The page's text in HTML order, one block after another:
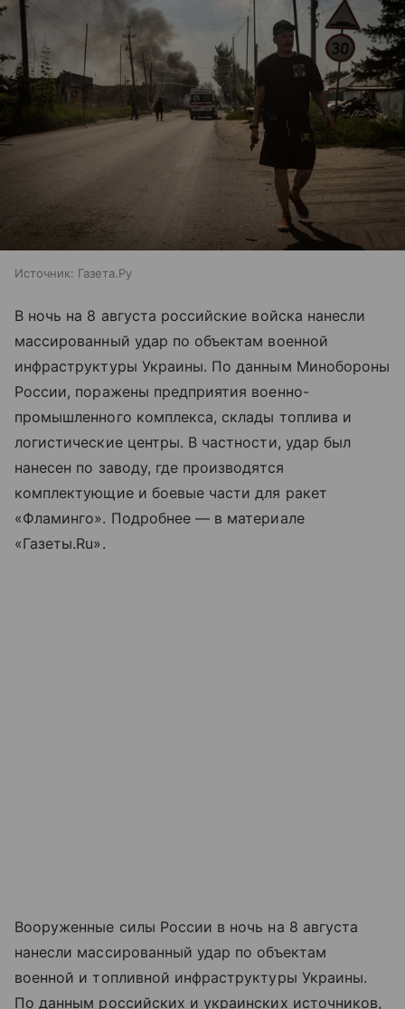
Источник: Газета.Ру
В ночь на 8 августа российские войска нанесли
массированный удар по объектам военной
инфраструктуры Украины. По данным Минобороны
России, поражены предприятия военно-
промышленного комплекса, склады топлива и
логистические центры. В частности, удар был
нанесен по заводу, где производятся
комплектующие и боевые части для ракет
«Фламинго». Подробнее — в материале
«Газеты.Ru».
Вооруженные силы России в ночь на 8 августа
нанесли массированный удар по объектам
военной и топливной инфраструктуры Украины.
По данным российских и украинских источников,